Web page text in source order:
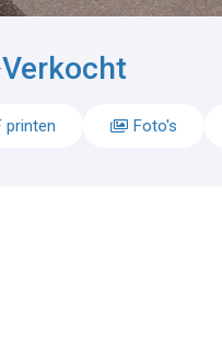
Verkocht
printen Foto's